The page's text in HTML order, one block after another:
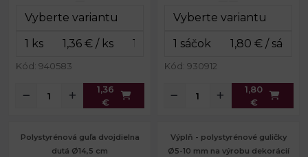
Kód: 940583
1,36
€
Hmotnosť:
balenia:
cm
Kód: 930912
1,80
€
Polystyrénová guľa dvojdielna
dutá Ø14,5 cm
Výplň - polystyrénové guličky
Ø5-10 mm na výrobu dekorácií